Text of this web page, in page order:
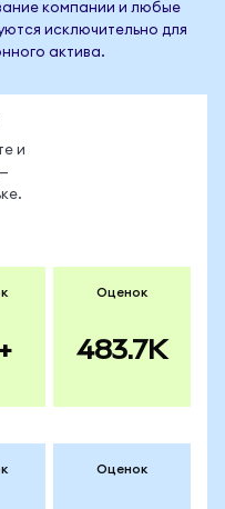
компании и любые
исключительно для
актива.
и
Оценок
483.7K
Оценок